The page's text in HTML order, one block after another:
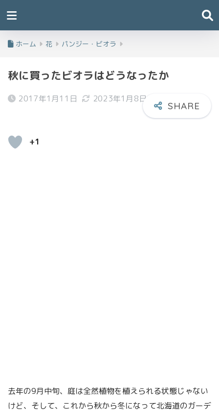
ホーム 花 パンジー・ビオラ
秋に買ったビオラはどうなったか
2017年1月11日 2023年1月8日
+1
去年の9月中旬、庭は全然植物を植えられる状態じゃない
けど、そして、これから秋から冬になって北海道のガーデ